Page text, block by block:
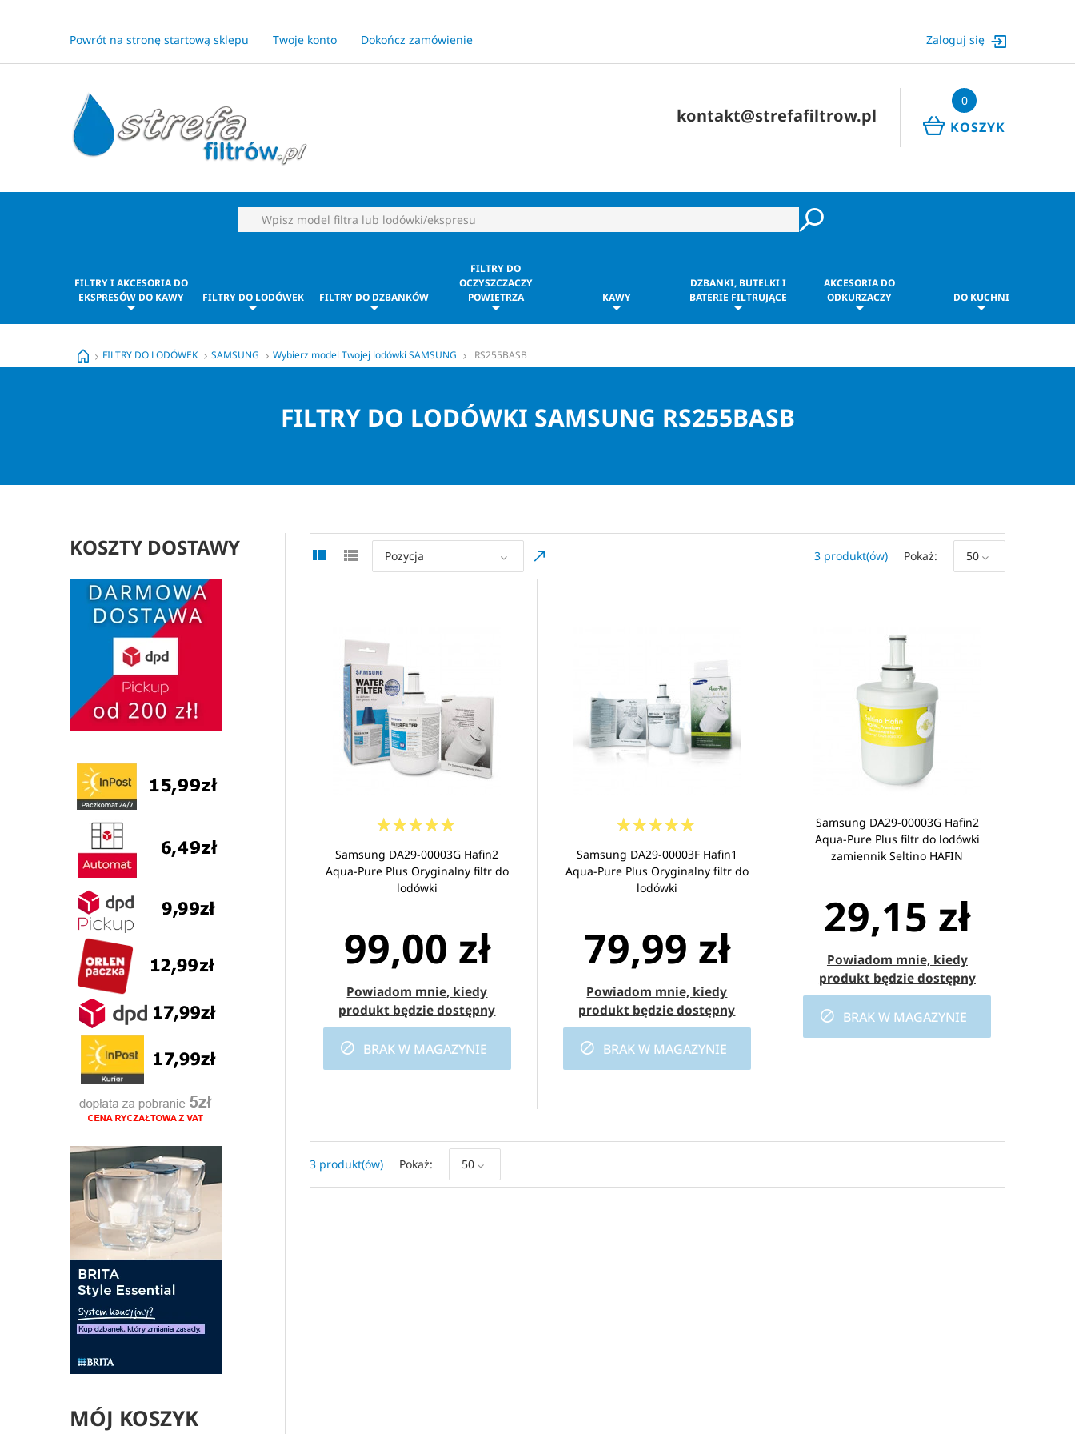
Zaloguj się
Powrót na stronę startową sklepu Twoje konto Dokończ zamówienie
0
KOSZYK
kontakt@strefafiltrow.pl
FILTRY I AKCESORIA DO
EKSPRESÓW DO KAWY
FILTRY DO LODÓWEK FILTRY DO DZBANKÓW
FILTRY DO
OCZYSZCZACZY
POWIETRZA
KAWY
DZBANKI, BUTELKI I
BATERIE FILTRUJĄCE
AKCESORIA DO
ODKURZACZY
DO KUCHNI
FILTRY DO LODÓWEK SAMSUNG Wybierz model Twojej lodówki SAMSUNG RS255BASB
FILTRY DO LODÓWKI SAMSUNG RS255BASB
Pozycja 3 produkt(ów) Pokaż 50
Samsung DA29-00003G Hafin2
Aqua-Pure Plus Oryginalny filtr do
lodówki
99,00 zł
Powiadom mnie, kiedy
produkt będzie dostępny
BRAK W MAGAZYNIE
Samsung DA29-00003F Hafin1
Aqua-Pure Plus Oryginalny filtr do
lodówki
79,99 zł
Powiadom mnie, kiedy
produkt będzie dostępny
BRAK W MAGAZYNIE
Samsung DA29-00003G Hafin2
Aqua-Pure Plus filtr do lodówki
zamiennik Seltino HAFIN
29,15 zł
Powiadom mnie, kiedy
produkt będzie dostępny
BRAK W MAGAZYNIE
3 produkt(ów) Pokaż 50
KOSZTY DOSTAWY
MÓJ KOSZYK